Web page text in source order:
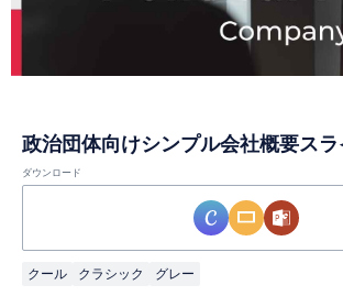
政治団体向けシンプル会社概要ス
ダウンロード
クール クラシック グレー